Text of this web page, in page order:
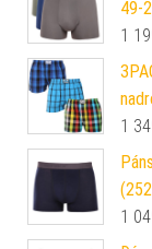
49-
1
1
1